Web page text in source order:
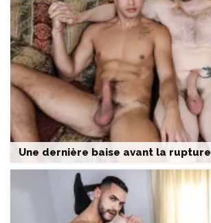
Une dernière baise avant la rupture